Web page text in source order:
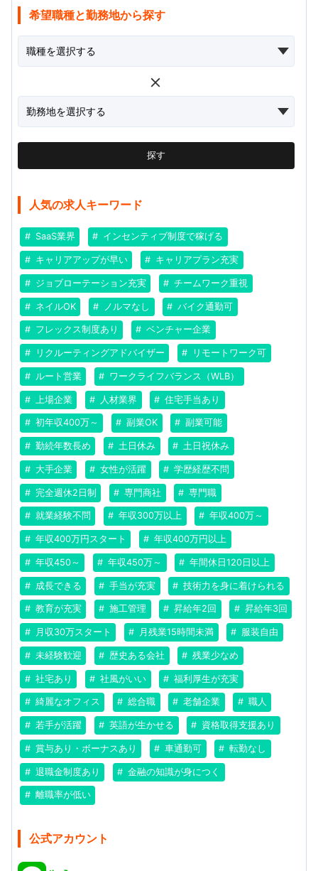
希望職種と勤務地から探す
探す
人気の求人キーワード
SaaS業界 インセンティブ制度で稼げる
キャリアアップが早い キャリアプラン充実
ジョブローテーション充実 チームワーク重視
ネイルOK ノルマなし バイク通勤可
フレックス制度あり ベンチャー企業
リクルーティングアドバイザー リモートワーク可
ルート営業 ワークライフバランス（WLB）
上場企業 人材業界 住宅手当あり
初年収400万～ 副業OK 副業可能
勤続年数長め 土日休み 土日祝休み
大手企業 女性が活躍 学歴経歴不問
完全週休2日制 専門商社 専門職
就業経験不問 年収300万以上 年収400万～
年収400万円スタート 年収400万円以上
年収450～ 年収450万～ 年間休日120日以上
成長できる 手当が充実 技術力を身に着けられる
教育が充実 施工管理 昇給年2回 昇給年3回
月収30万スタート 月残業15時間未満 服装自由
未経験歓迎 歴史ある会社 残業少なめ
社宅あり 社風がいい 福利厚生が充実
綺麗なオフィス 総合職 老舗企業 職人
若手が活躍 英語が生かせる 資格取得支援あり
賞与あり・ボーナスあり 車通勤可 転勤なし
退職金制度あり 金融の知識が身につく
離職率が低い
公式アカウント